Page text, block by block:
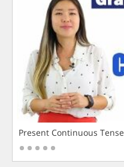
Present Continuous Tense